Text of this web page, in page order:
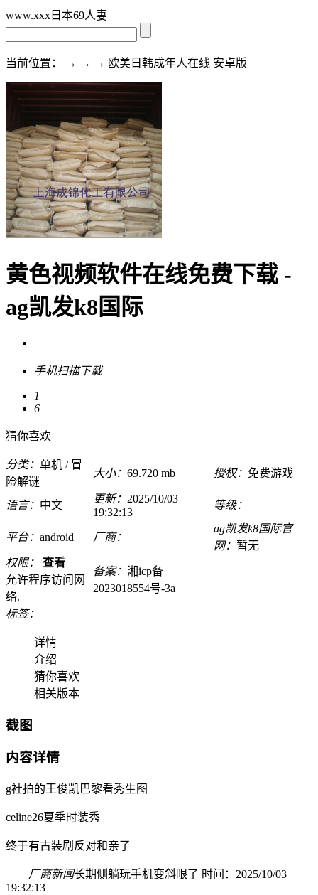
www.xxx日本69人妻 | | | |
当前位置： → → → 欧美日韩成年人在线 安卓版
黄色视频软件在线免费下载 -
ag凯发k8国际
手机扫描下载
1
6
猜你喜欢
分类： 单机 / 冒
险解谜
大小： 69.720 mb 授权： 免费游戏
语言： 中文
更新： 2025/10/03
19:32:13
等级：
平台： android 厂商：
ag凯发k8国际官
网： 暂无
权限：
查看
允许程序访问网
络.
备案： 湘icp备
2023018554号-3a
标签：
详情
介绍
猜你喜欢
相关版本
截图
内容详情
g社拍的王俊凯巴黎看秀生图
celine26夏季时装秀
终于有古装剧反对和亲了
厂商新闻长期侧躺玩手机变斜眼了 时间：2025/10/03
19:32:13